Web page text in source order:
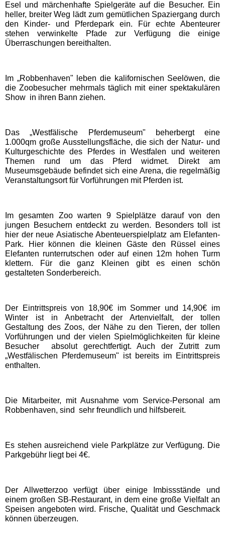
Nordrhein-Westfalen
Freizeitparks
Irrland Kevelaer
PanoramaPark
Phantasialand
Safariland Stukenbrock
Wunderland Kalkar
Freizeitparks
Eifelpark
Wild- & Freizeitpark Klotten
Freizeitparks
Tolk-Schau
Schwimmbäder
Baden-Württemberg
Esel und märchenhafte Spielgeräte auf die Besucher. Ein
heller, breiter Weg lädt zum gemütlichen Spaziergang durch
den Kinder- und Pferdepark ein. Für echte Abenteurer
stehen verwinkelte Pfade zur Verfügung die einige
Überraschungen bereithalten.
Im „Robbenhaven" leben die kalifornischen Seelöwen, die
die Zoobesucher mehrmals täglich mit einer spektakulären
Show in ihren Bann ziehen.
Das „Westfälische Pferdemuseum" beherbergt eine
1.000qm große Ausstellungsfläche, die sich der Natur- und
Kulturgeschichte des Pferdes in Westfalen und weiteren
Themen rund um das Pferd widmet. Direkt am
Museumsgebäude befindet sich eine Arena, die regelmäßig
Veranstaltungsort für Vorführungen mit Pferden ist.
Im gesamten Zoo warten 9 Spielplätze darauf von den
jungen Besuchern entdeckt zu werden. Besonders toll ist
hier der neue Asiatische Abenteuerspielplatz am Elefanten-
Park. Hier können die kleinen Gäste den Rüssel eines
Elefanten runterrutschen oder auf einen 12m hohen Turm
klettern. Für die ganz Kleinen gibt es einen schön
gestalteten Sonderbereich.
Der Eintrittspreis von 18,90€ im Sommer und 14,90€ im
Winter ist in Anbetracht der Artenvielfalt, der tollen
Gestaltung des Zoos, der Nähe zu den Tieren, der tollen
Vorführungen und der vielen Spielmöglichkeiten für kleine
Besucher absolut gerechtfertigt. Auch der Zutritt zum
„Westfälischen Pferdemuseum" ist bereits im Eintrittspreis
enthalten.
Die Mitarbeiter, mit Ausnahme vom Service-Personal am
Robbenhaven, sind sehr freundlich und hilfsbereit.
Es stehen ausreichend viele Parkplätze zur Verfügung. Die
Parkgebühr liegt bei 4€.
Der Allwetterzoo verfügt über einige Imbissstände und
einem großen SB-Restaurant, in dem eine große Vielfalt an
Speisen angeboten wird. Frische, Qualität und Geschmack
können überzeugen.